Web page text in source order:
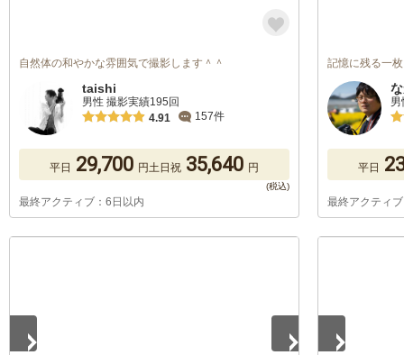
自然体の和やかな雰囲気で撮影します＾＾
taishi
男性 撮影実績195回
4.91
157件
平日 29,700 円土日祝 35,640 円
最終アクティブ：6日以内
記憶に残る一
平日
最終アクティ